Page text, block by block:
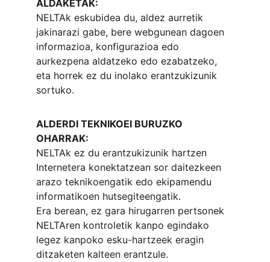
ALDAKETAK:
NELTAk eskubidea du, aldez aurretik
jakinarazi gabe, bere webgunean dagoen
informazioa, konfigurazioa edo
aurkezpena aldatzeko edo ezabatzeko,
eta horrek ez du inolako erantzukizunik
sortuko.
ALDERDI TEKNIKOEI BURUZKO
OHARRAK:
NELTAk ez du erantzukizunik hartzen
Internetera konektatzean sor daitezkeen
arazo teknikoengatik edo ekipamendu
informatikoen hutsegiteengatik.
Era berean, ez gara hirugarren pertsonek
NELTAren kontroletik kanpo egindako
legez kanpoko esku-hartzeek eragin
ditzaketen kalteen erantzule.